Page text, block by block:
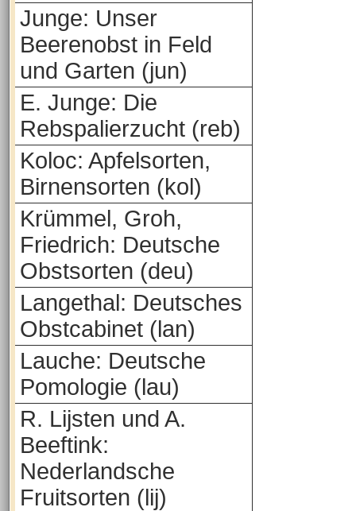
Junge: Unser
Beerenobst in Feld
und Garten (jun)
E. Junge: Die
Rebspalierzucht (reb)
Koloc: Apfelsorten,
Birnensorten (kol)
Krümmel, Groh,
Friedrich: Deutsche
Obstsorten (deu)
Langethal: Deutsches
Obstcabinet (lan)
Lauche: Deutsche
Pomologie (lau)
R. Lijsten und A.
Beeftink:
Nederlandsche
Fruitsorten (lij)